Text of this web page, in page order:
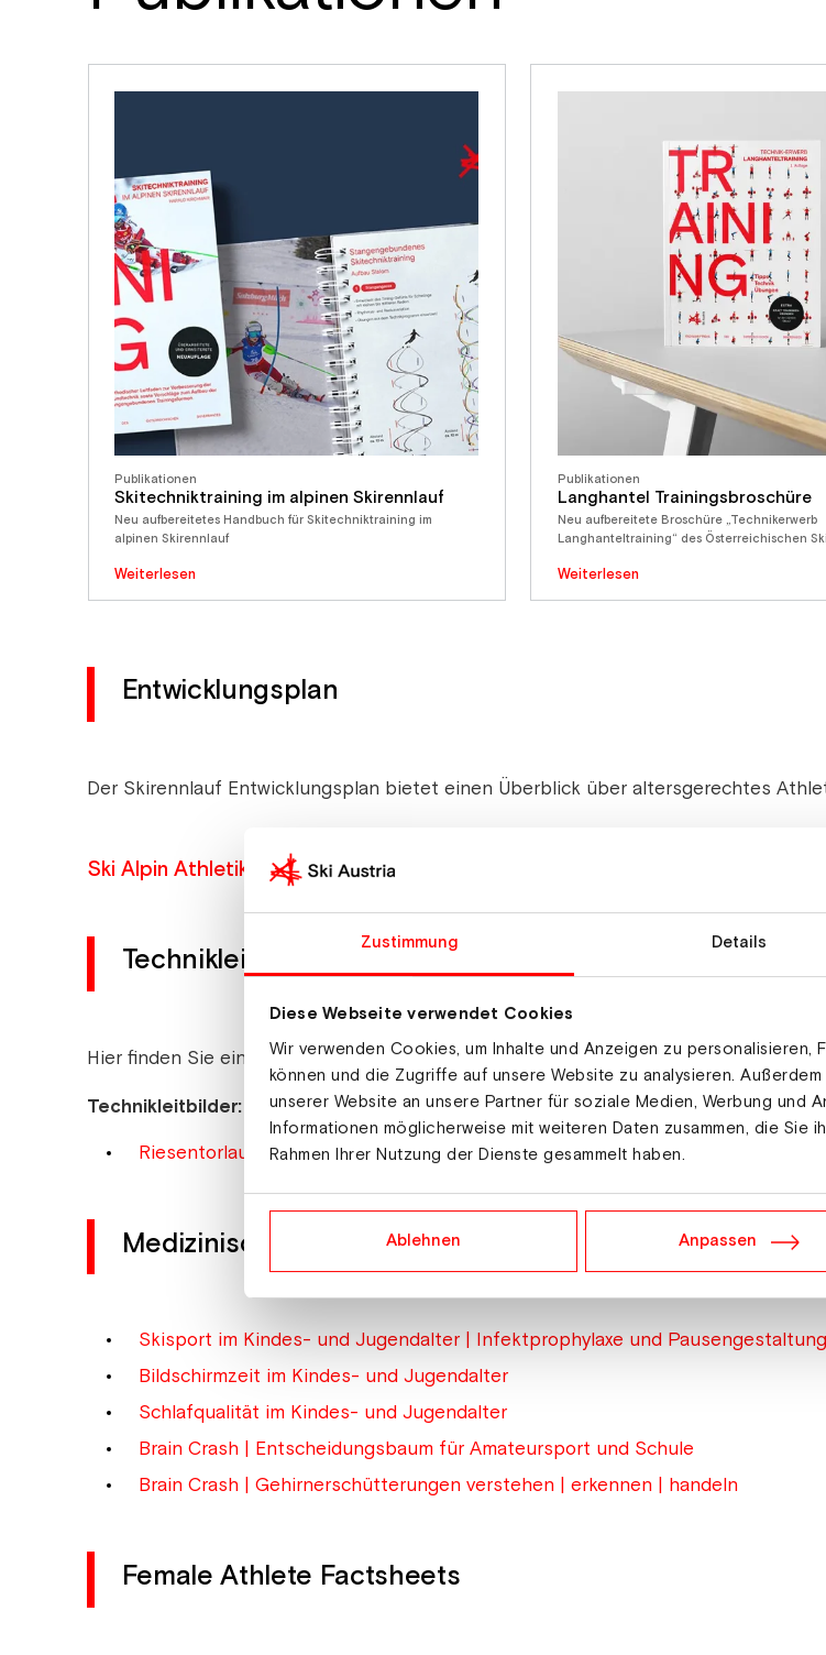
Zustimmung Details
Diese Webseite verwendet Cookies
Wir verwenden Cookies, um Inhalte und Anzeigen zu
können und die Zugriffe auf unsere Website zu analysieren.
unserer Website an unsere Partner für soziale Medien, Werbung und
Informationen möglicherweise mit weiteren Daten zusammen, die Sie
Rahmen Ihrer Nutzung der Dienste gesammelt haben.
Ablehnen Anpassen
Publikationen
Skitechniktraining im alpinen Skirennlauf
Neu aufbereitetes Handbuch für Skitechniktraining im
alpinen Skirennlauf
Weiterlesen
Publikationen
Langhantel Trainingsbroschüre
Neu aufbereitete Broschüre „Technikerwerb
Langhanteltraining“ des Österreichischen
Weiterlesen
Entwicklungsplan
Der Skirennlauf Entwicklungsplan bietet einen Überblick über altersgerechtes
Ski Alpin Athletik- bzw. Rennlaufentwicklungsplan (PDF)
Technikleitbilder
Hier finden Sie eine Übersicht von Technikleitbildern der einzelnen Disziplinen:
Technikleitbilder:
Riesentorlauf und Slalom
Medizinische Factsheets
Skisport im Kindes- und Jugendalter | Infektprophylaxe und Pausengestaltung
Bildschirmzeit im Kindes- und Jugendalter
Schlafqualität im Kindes- und Jugendalter
Brain Crash | Entscheidungsbaum für Amateursport und Schule
Brain Crash | Gehirnerschütterungen verstehen | erkennen | handeln
Female Athlete Factsheets